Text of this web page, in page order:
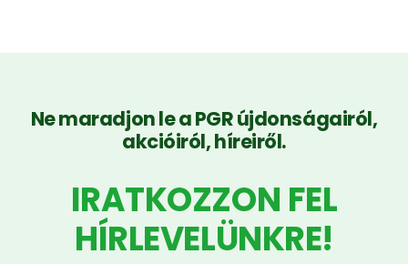
Ne maradjon le a PGR újdonságairól,
akcióiról, híreiről.
IRATKOZZON FEL
HÍRLEVELÜNKRE!